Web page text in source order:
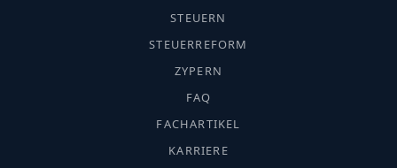
STEUERN
STEUERREFORM
ZYPERN
FAQ
FACHARTIKEL
KARRIERE
Immigration & Aufenthalt
IMMIGRATION & AUFENTHALT
Arbeitserlaubnis Nicht-EU